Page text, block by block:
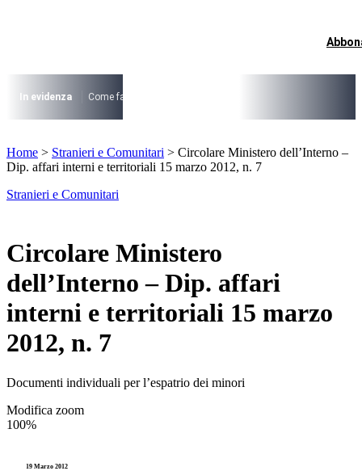
I più cercati
Lorem ipsum dolor sit amet consectetur
Lorem ipsum dolor sit amet consectetur
In evidenza Come fare per …
Lorem ipsum dolor sit amet consectetur
Home > Stranieri e Comunitari > Circolare Ministero dell’Interno –
Dip. affari interni e territoriali 15 marzo 2012, n. 7
Stranieri e Comunitari
Circolare Ministero
dell’Interno – Dip. affari
interni e territoriali 15 marzo
2012, n. 7
Documenti individuali per l’espatrio dei minori
Modifica zoom
100%
19 Marzo 2012